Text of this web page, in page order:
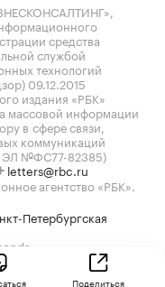
средства
службой
технологий
09.12.2015
издания «РБК»
массовой информации
в сфере связи,
коммуникаций
ЭЛ №ФС77-82385)
letters@rbc.ru
агентство «РБК».
Петербургская
Поделиться